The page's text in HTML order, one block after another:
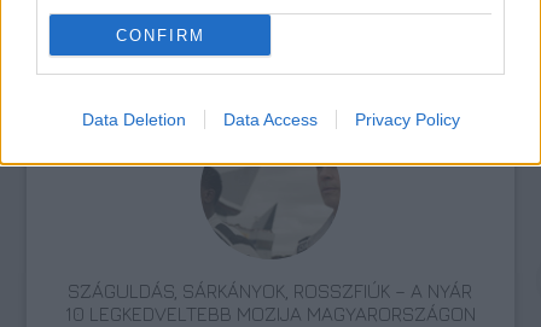
CONFIRM
Data Deletion Data Access Privacy Policy
TERMÉSZETFELETTI ERŐK ÉS ELFELEDETT
TITKOK: ITT A SHELBY OAKS – A GONOSZ
NYOMÁBAN MAGYAR ELŐZETESE
SZÁGULDÁS, SÁRKÁNYOK, ROSSZFIÚK – A NYÁR
10 LEGKEDVELTEBB MOZIJA MAGYARORSZÁGON